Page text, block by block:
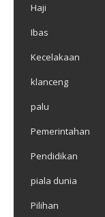
Haji
Ibas
Kecelakaan
klanceng
palu
Pemerintahan
Pendidikan
piala dunia
Pilihan